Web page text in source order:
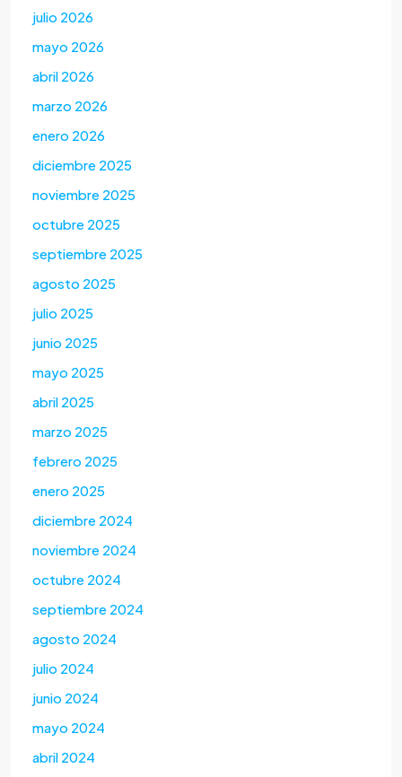
julio 2026
mayo 2026
abril 2026
marzo 2026
enero 2026
diciembre 2025
noviembre 2025
octubre 2025
septiembre 2025
agosto 2025
julio 2025
junio 2025
mayo 2025
abril 2025
marzo 2025
febrero 2025
enero 2025
diciembre 2024
noviembre 2024
octubre 2024
septiembre 2024
agosto 2024
julio 2024
junio 2024
mayo 2024
abril 2024